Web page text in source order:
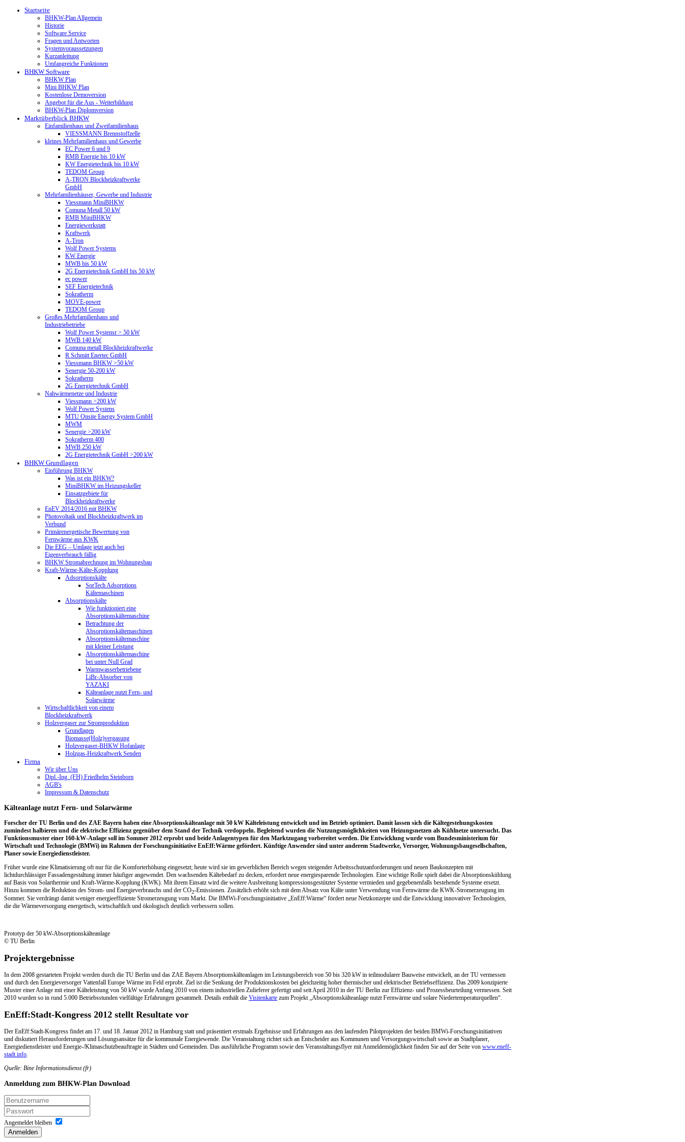
Startseite
BHKW-Plan Allgemein
Historie
Software Service
Fragen und Antworten
Systemvoraussetzungen
Kurzanleitung
Umfangreiche Funktionen
BHKW Software
BHKW Plan
Mini BHKW Plan
Kostenlose Demoversion
Angebot für die Aus - Weiterbildung
BHKW-Plan Diplomversion
Marktüberblick BHKW
Einfamilienhaus und Zweifamilienhaus
VIESSMANN Brennstoffzelle
kleines Mehrfamilienhaus und Gewerbe
EC Power 6 und 9
RMB Energie bis 10 kW
KW Energietechnik bis 10 kW
TEDOM Group
A-TRON Blockheizkraftwerke
GmbH
Mehrfamilienhäuser, Gewerbe und Industrie
Viessmann MiniBHKW
Comuna Metall 50 kW
RMB MiniBHKW
Energiewerkstatt
Kraftwerk
A-Tron
Wolf Power Systems
KW Energie
MWB bis 50 kW
2G Energietechnik GmbH bis 50 kW
ec power
SEF Energietechnik
Sokratherm
MOVE-power
TEDOM Group
Großes Mehrfamilienhaus und
Industriebetriebe
Wolf Power Systensr > 50 kW
MWB 140 kW
Comuna metall Blockheizkraftwerke
R Schmitt Enertec GmbH
Viessmann BHKW >50 kW
Senergie 50-200 kW
Sokratherm
2G Energietechnik GmbH
Nahwärmenetze und Industrie
Viessmann >200 kW
Wolf Power Systens
MTU Onsite Energy System GmbH
MWM
Senergie >200 kW
Sokratherm 400
MWB 250 kW
2G Energietechnik GmbH >200 kW
BHKW Grundlagen
Einführung BHKW
Was ist ein BHKW?
MiniBHKW im Heizungskeller
Einsatzgebiete für
Blockheizkraftwerke
EnEV 2014/2016 mit BHKW
Photovoltaik und Blockheizkraftwerk im
Verbund
Primärenergetische Bewertung von
Fernwärme aus KWK
Die EEG – Umlage jetzt auch bei
Eigenverbrauch fällig
BHKW Stromabrechnung im Wohnungsbau
Kraft-Wärme-Kälte-Kopplung
Adsorptionskälte
SorTech Adsorptions
Kältemaschinen
Absorptionskälte
Wie funktioniert eine
Absorptionskältemaschine
Betrachtung der
Absorptionskältemaschinen
Absorptionskältemaschine
mit kleiner Leistung
Absorptionskältemaschine
bei unter Null Grad
Warmwasserbetriebene
LiBr-Absorber von
YAZAKI
Kälteanlage nutzt Fern- und
Solarwärme
Wirtschaftlichkeit von einem
Blockheizkraftwerk
Holzvergaser zur Stromproduktion
Grundlagen
Biomasse(Holz)vergasung
Holzvergaser-BHKW Hofanlage
Holzgas-Heizkraftwerk Senden
Firma
Wir über Uns
Dipl.-Ing. (FH) Friedhelm Steinborn
AGB's
Impressum & Datenschutz
Kälteanlage nutzt Fern- und Solarwärme
Forscher der TU Berlin und des ZAE Bayern haben eine Absorptionskälteanlage mit 50 kW Kälteleistung entwickelt und im Betrieb optimiert. Damit lassen sich die Kältegestehungskosten
zumindest halbieren und die elektrische Effizienz gegenüber dem Stand der Technik verdoppeln. Begleitend wurden die Nutzungsmöglichkeiten von Heizungsnetzen als Kühlnetze untersucht. Das
Funktionsmuster einer 160-kW-Anlage soll im Sommer 2012 erprobt und beide Anlagentypen für den Marktzugang vorbereitet werden. Die Entwicklung wurde vom Bundesministerium für
Wirtschaft und Technologie (BMWi) im Rahmen der Forschungsinitiative EnEff:Wärme gefördert. Künftige Anwender sind unter anderem Stadtwerke, Versorger, Wohnungsbaugesellschaften,
Planer sowie Energiedienstleister.
Früher wurde eine Klimatisierung oft nur für die Komforterhöhung eingesetzt; heute wird sie im gewerblichen Bereich wegen steigender Arbeitsschutzanforderungen und neuen Baukonzepten mit
lichtdurchlässiger Fassadengestaltung immer häufiger angewendet. Den wachsenden Kältebedarf zu decken, erfordert neue energiesparende Technologien. Eine wichtige Rolle spielt dabei die Absorptionskühlung
auf Basis von Solarthermie und Kraft-Wärme-Kopplung (KWK). Mit ihrem Einsatz wird die weitere Ausbreitung kompressionsgestützter Systeme vermieden und gegebenenfalls bestehende Systeme ersetzt.
Hinzu kommen die Reduktion des Strom- und Energieverbrauchs und der CO2-Emissionen. Zusätzlich erhöht sich mit dem Absatz von Kälte unter Verwendung von Fernwärme die KWK-Stromerzeugung im
Sommer. Sie verdrängt damit weniger energieeffiziente Stromerzeugung vom Markt. Die BMWi-Forschungsinitiative „EnEff:Wärme“ fördert neue Netzkonzepte und die Entwicklung innovativer Technologien,
die die Wärmeversorgung energetisch, wirtschaftlich und ökologisch deutlich verbessern sollen.
Prototyp der 50 kW-Absorptionskälteanlage
© TU Berlin
Projektergebnisse
In dem 2008 gestarteten Projekt werden durch die TU Berlin und das ZAE Bayern Absorptionskälteanlagen im Leistungsbereich von 50 bis 320 kW in teilmodularer Bauweise entwickelt, an der TU vermessen
und durch den Energieversorger Vattenfall Europe Wärme im Feld erprobt. Ziel ist die Senkung der Produktionskosten bei gleichzeitig hoher thermischer und elektrischer Betriebseffizienz. Das 2009 konzipierte
Muster einer Anlage mit einer Kälteleistung von 50 kW wurde Anfang 2010 von einem industriellen Zulieferer gefertigt und seit April 2010 in der TU Berlin zur Effizienz- und Prozessbeurteilung vermessen. Seit
2010 wurden so in rund 5.000 Betriebsstunden vielfältige Erfahrungen gesammelt. Details enthält die Visitenkarte zum Projekt „Absorptionskälteanlage nutzt Fernwärme und solare Niedertemperaturquellen“.
EnEff:Stadt-Kongress 2012 stellt Resultate vor
Der EnEff:Stadt-Kongress findet am 17. und 18. Januar 2012 in Hamburg statt und präsentiert erstmals Ergebnisse und Erfahrungen aus den laufenden Pilotprojekten der beiden BMWi-Forschungsinitiativen
und diskutiert Herausforderungen und Lösungsansätze für die kommunale Energiewende. Die Veranstaltung richtet sich an Entscheider aus Kommunen und Versorgungswirtschaft sowie an Stadtplaner,
Energiedienstleister und Energie-/Klimaschutzbeauftragte in Städten und Gemeinden. Das ausführliche Programm sowie den Veranstaltungsflyer mit Anmeldemöglichkeit finden Sie auf der Seite von www.eneff-
stadt.info.
Quelle: Bine Informationsdienst (fr)
Anmeldung zum BHKW-Plan Download
Angemeldet bleiben
Anmelden